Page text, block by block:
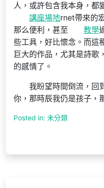
人，或許包含我本身，都
講座場地rnet帶來的
那么便利，甚至
教學
些工具，好比懷念。而這
巨大的作品，尤其是詩歌
的感情了。
我盼望時間倒流，回
你，那時辰我仍是孩子，
Posted in: 未分類